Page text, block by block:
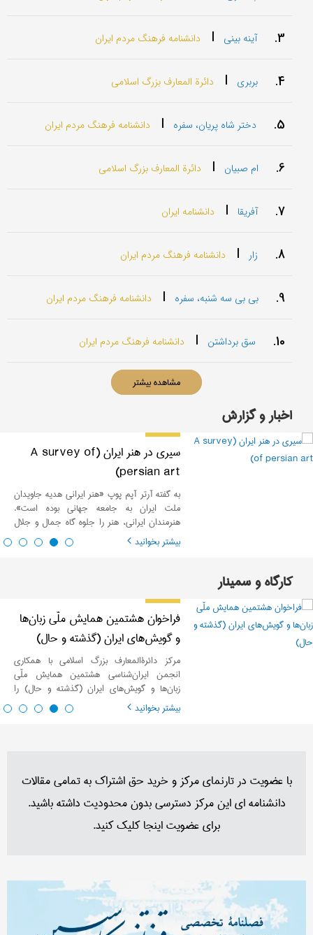
3. آینه بینی | دانشنامه فرهنگ مردم ایران
4. بربری | دائرة المعارف بزرگ اسلامی
5. دختر شاه پریان، سفره | دانشنامه فرهنگ مردم ایران
6. ام صبیان | دائرة المعارف بزرگ اسلامی
7. آفریقا | دانشنامه ایران
8. زار | دانشنامه فرهنگ مردم ایران
9. بی بی سه شنبه، سفره | دانشنامه فرهنگ مردم ایران
10. سق برداشتن | دانشنامه فرهنگ مردم ایران
مشاهده بیشتر
اخبار و گزارش
سیری در هنر ایران (A survey of
persian art)
به گفته آرتر آپم پوپ «هنر ایرانی هدیه جاویدان
ملت ایران به جامعه جهانی بوده است».
هنرمندان ایرانی، هنر را جلوه گاه جمال و جلال
خداوند می‌دانسته‌اند.
بیشتر بخوانید
کارگاه و سمینار
فراخوان هشتمین همایش ملّی زبان‌ها
و گویش‌های ایران (گذشته و حال)
مرکز دائرة‌المعارف بزرگ اسلامی با همکاری
انجمن ایران‌شناسی هشتمین همایش ملّی
زبان‌ها و گویش‌های ایران (گذشته و حال) را
برگزار می‌کند.
بیشتر بخوانید
با عضویت در تارنمای مرکز و خرید حق اشتراک به تمامی مقالات
دانشنامه ای این مرکز دسترسی بدون محدودیت داشته باشید.
برای عضویت اینجا کلیک کنید.